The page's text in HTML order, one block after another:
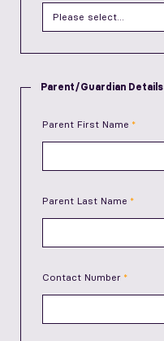
Parent/Guardian Details
Parent First Name
Parent Last Name
Contact Number